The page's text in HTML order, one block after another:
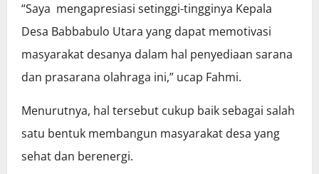
“Saya mengapresiasi setinggi-tingginya Kepala
Desa Babbabulo Utara yang dapat memotivasi
masyarakat desanya dalam hal penyediaan sarana
dan prasarana olahraga ini,” ucap Fahmi.
Menurutnya, hal tersebut cukup baik sebagai salah
satu bentuk membangun masyarakat desa yang
sehat dan berenergi.